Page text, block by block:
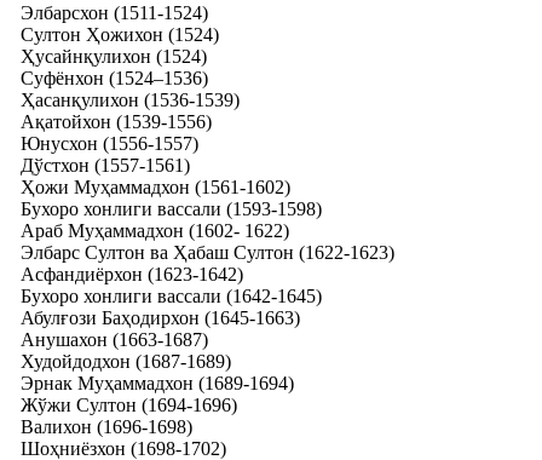
Элбарсхон (1511-1524)
Султон Ҳожихон (1524)
Ҳусайнқулихон (1524)
Суфёнхон (1524–1536)
Ҳасанқулихон (1536-1539)
Ақатойхон (1539-1556)
Юнусхон (1556-1557)
Дўстхон (1557-1561)
Ҳожи Муҳаммадхон (1561-1602)
Бухоро хонлиги вассали (1593-1598)
Араб Муҳаммадхон (1602- 1622)
Элбарс Султон ва Ҳабаш Султон (1622-1623)
Асфандиёрхон (1623-1642)
Бухоро хонлиги вассали (1642-1645)
Абулғози Баҳодирхон (1645-1663)
Анушахон (1663-1687)
Худойдодхон (1687-1689)
Эрнак Муҳаммадхон (1689-1694)
Жўжи Султон (1694-1696)
Валихон (1696-1698)
Шоҳниёзхон (1698-1702)